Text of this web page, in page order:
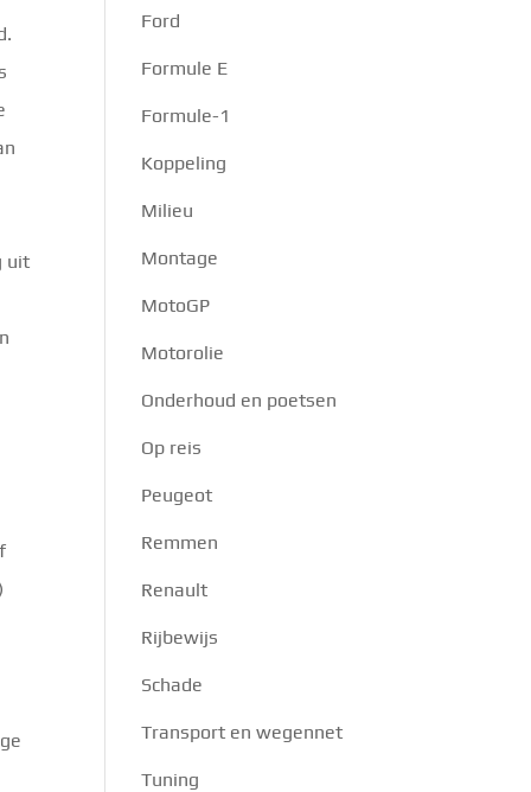
uit
Ford
Formule E
Formule-1
Koppeling
Milieu
Montage
MotoGP
Motorolie
Onderhoud en poetsen
Op reis
Peugeot
Remmen
Renault
Rijbewijs
Schade
Transport en wegennet
Tuning